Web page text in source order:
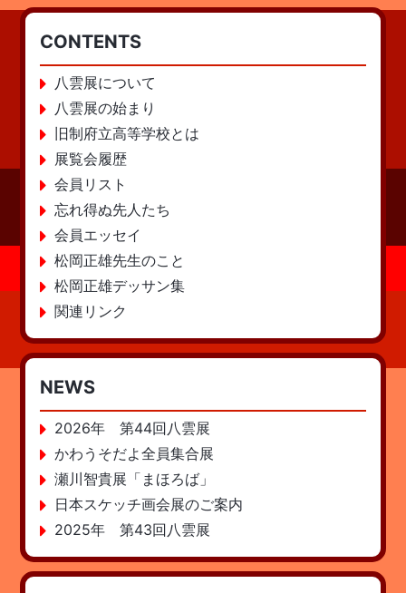
CONTENTS
八雲展について
八雲展の始まり
旧制府立高等学校とは
展覧会履歴
会員リスト
忘れ得ぬ先人たち
会員エッセイ
松岡正雄先生のこと
松岡正雄デッサン集
関連リンク
NEWS
2026年 第44回八雲展
かわうそだよ全員集合展
瀬川智貴展「まほろば」
日本スケッチ画会展のご案内
2025年 第43回八雲展